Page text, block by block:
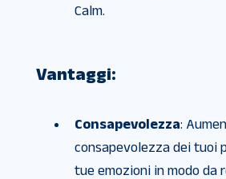
Calm.
Vantaggi:
Consapevolezza:
consapevolezza dei tuoi
tue emozioni in modo da